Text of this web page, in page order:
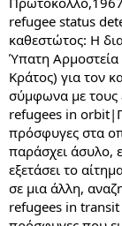
refugee status
καθεστώτος: Η
Ύπατη
Κράτος) για τον
σύμφωνα με τους
refugees in
πρόσφυγες στα
παράσχει άσυλο,
εξετάσει το
σε μια άλλη,
refugees in